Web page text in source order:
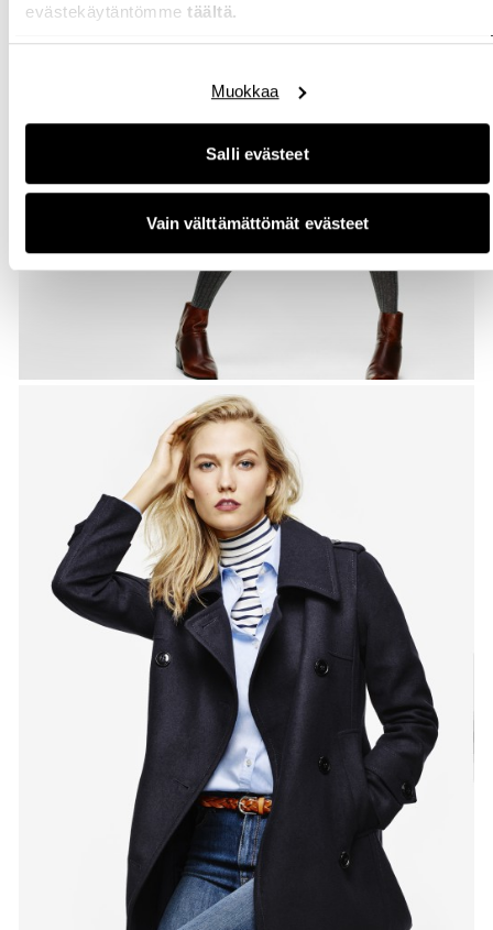
evästekäytäntömme täältä.
Salli evästeet
Muokkaa
Vain välttämättömät evästeet